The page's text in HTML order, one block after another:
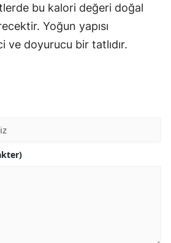
bu kalori değeri doğal
Yoğun yapısı
ve doyurucu bir tatlıdır.